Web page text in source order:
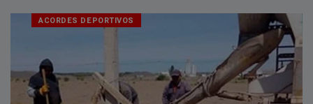
ACORDES DEPORTIVOS